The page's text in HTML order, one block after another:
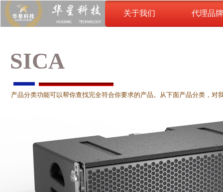
关于我们
代理品牌
关于我们
SICA
产品分类功能可以帮你查找完全符合你要求的产品。从下面产品分类，对